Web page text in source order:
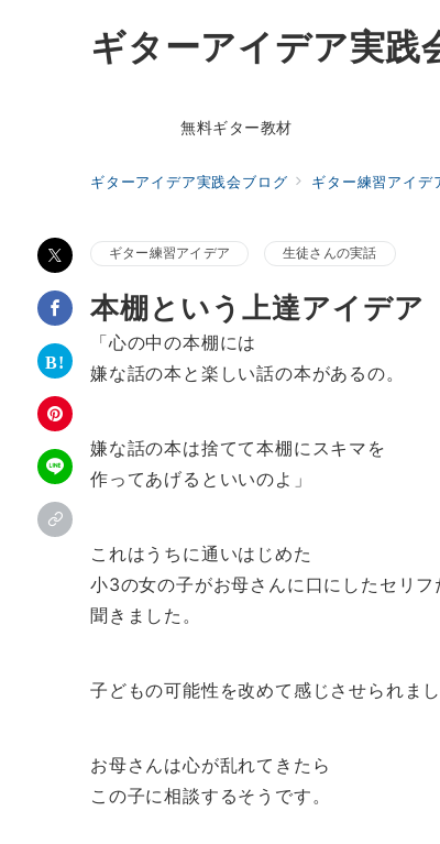
ギターアイデア実践
無料ギター教材
ギターアイデア実践会ブログ ギター練習アイデ
ギター練習アイデア 生徒さんの実話
本棚という上達アイデア
「心の中の本棚には
嫌な話の本と楽しい話の本があるの。
嫌な話の本は捨てて本棚にスキマを
作ってあげるといいのよ」
これはうちに通いはじめた
小3の女の子がお母さんに口にしたセリフ
聞きました。
子どもの可能性を改めて感じさせられまし
お母さんは心が乱れてきたら
この子に相談するそうです。